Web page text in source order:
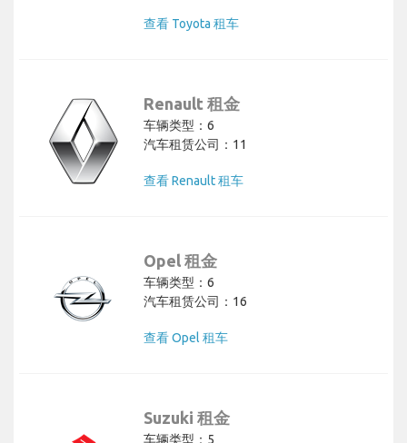
查看 Toyota 租车
Renault 租金
车辆类型：6
汽车租赁公司：11
查看 Renault 租车
Opel 租金
车辆类型：6
汽车租赁公司：16
查看 Opel 租车
Suzuki 租金
车辆类型：5